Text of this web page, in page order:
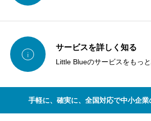
 サービスを詳しく知る
Little Blueのサービスをもっと
手軽に、確実に、全国対応で中小企業